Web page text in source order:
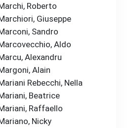
Roberto
Giuseppe
Sandro
Aldo
Alexandru
Alain
Rebecchi, Nella
Beatrice
Raffaello
Nicky